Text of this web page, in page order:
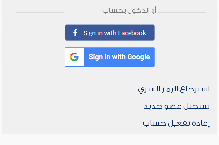
أو الدخول بحساب
استرجاع الرمز السري
تسجيل عضو جديد
إعادة تفعيل حساب